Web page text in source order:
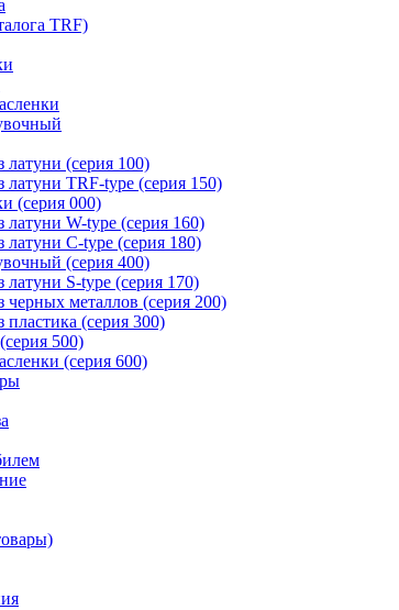
TRF)
латуни (серия 100)
латуни TRF-type (серия 150)
(серия 000)
латуни W-type (серия 160)
латуни С-type (серия 180)
(серия 400)
латуни S-type (серия 170)
черных металлов (серия 200)
(серия 300)
500)
(серия 600)